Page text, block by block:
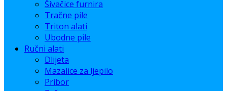
Šivačice furnira
Tračne pile
Triton alati
Ubodne pile
Ručni alati
Dlijeta
Mazalice za ljepilo
Pribor